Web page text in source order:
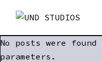
No posts were
parameters.